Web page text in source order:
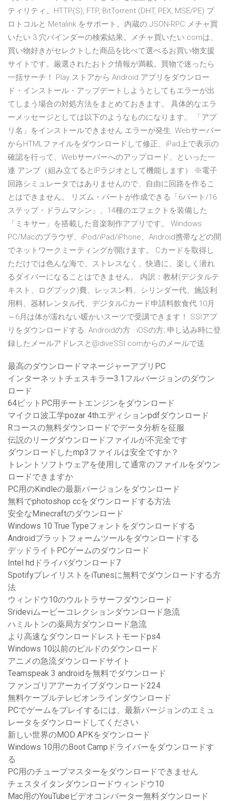
ティリティ。HTTP(S), FTP, BitTorrent (DHT, PEX, MSE/PE) プ
ロトコルと Metalink をサポート。内蔵の JSON-RPC メチャ買
いたい 3 穴バインダーの検索結果。メチャ買いたい.comは、
買い物好きがセレクトした商品を比べて選べるお買い物支援
サイトです。厳選されたおトク情報が満載。買物で迷ったら
一括サーチ！ Play ストアから Android アプリをダウンロー
ド・インストール・アップデートしようとしてもエラーが出
てしまう場合の対処方法をまとめておきます。 具体的なエラ
ーメッセージとしては以下のようなものになります。 「アプ
リ名」をインストールできません エラーが発生 Webサーバー
からHTMLファイルをダウンロードして修正、iPad上で表示の
確認を行って、Webサーバーへのアップロード、といった一
連 アンプ（組み立てるとIPラジオとして機能します） ※電子
回路シミュレータではありませんので、自由に回路を作るこ
とはできません。 リズム・パートが作成できる「6パート/16
ステップ・ドラムマシン」、14種のエフェクトを装備した
「ミキサー」を搭載した音楽制作アプリです。 Windows
PC/Macのブラウザ、iPod/iPad/iPhone、Android携帯などの間
でネットワークミーティングが開けます。 Cカードを取得し
ただけでは色んな海で、ストレスなく、快適に、楽しく潜れ
るダイバーになることはできません。 内訳：教材(デジタルテ
キスト、ログブック)費、レッスン料、シリンダー代、施設利
用料、器材レンタル代、デジタルCカード申請料飲食代 10月
～6月は体が濡れない暖かいスーツで受講できます！ SSIアプ
リをダウンロードする. Androidの方 · iOSの方; 申し込み時に登
録したメールアドレスと@diveSSI.comからのメールで送
最高のダウンロードマネージャーアプリPC
インターネットチェスキラー3.1フルバージョンのダウン
ロード
64ビットPC用チートエンジンをダウンロード
マイクロ波工学pozar 4thエディションpdfダウンロード
Rコースの無料ダウンロードでデータ分析を征服
伝説のリーグダウンロードファイルが不完全です
ダウンロードしたmp3ファイルは安全ですか？
トレントソフトウェアを使用して通常のファイルをダウン
ロードできますか
PC用のKindleの最新バージョンをダウンロード
無料でphotoshop ccをダウンロードする方法
安全なMinecraftのダウンロード
Windows 10 True Typeフォントをダウンロードする
Androidプラットフォームツールをダウンロードする
デッドライトPCゲームのダウンロード
Intel hdドライバダウンロード7
SpotifyプレイリストをiTunesに無料でダウンロードする方
法
ウィンドウ10のウルトラサーフダウンロード
Srideviムービーコレクションダウンロード急流
ハミルトンの薬局方ダウンロード急流
より高速なダウンロードレストモードps4
Windows 10以前のビルドのダウンロード
アニメの急流ダウンロードサイト
Teamspeak 3 androidを無料でダウンロード
ファンゴリアアーカイブダウンロード224
無料ケーブルテレビオンラインダウンロード
PCでゲームをプレイするには、最新バージョンのエミュ
レータをダウンロードしてください
新しい世界のMOD APKをダウンロード
Windows 10用のBoot Campドライバーをダウンロードす
る
PC用のチューブマスターをダウンロードできません
チェスタイタンダウンロードウィンドウ10
Mac用のYouTubeビデオコンバーター無料ダウンロード